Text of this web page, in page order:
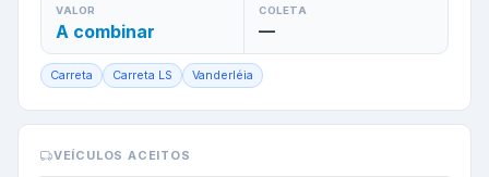
VALOR
A combinar
COLETA
—
Carreta Carreta LS Vanderléia
VEÍCULOS ACEITOS